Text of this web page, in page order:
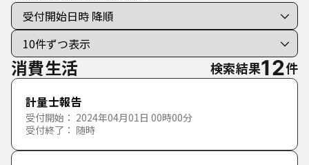
手続き種別を選択
利用者選択すべての手続き
個人向けの手続き
法人向けの手続き
消費生活 検索結果12件
計量士報告
受付開始： 2024年04月01日 00時00分
受付終了： 随時